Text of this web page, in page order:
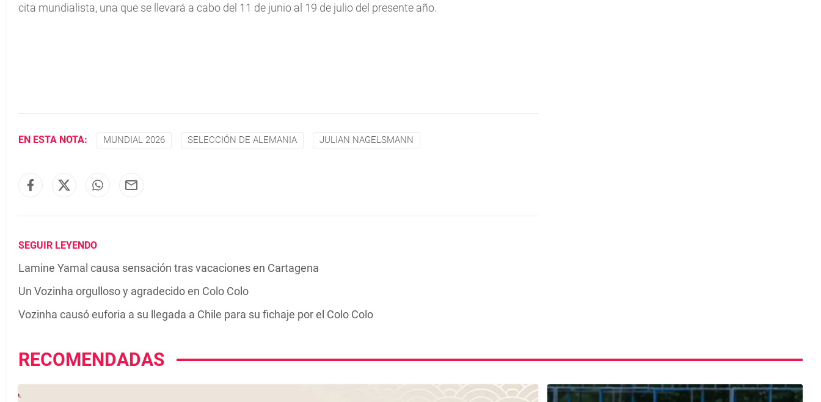
cita mundialista, una que se llevará a cabo del 11 de junio al 19 de julio del presente año.
EN ESTA NOTA: MUNDIAL 2026 SELECCIÓN DE ALEMANIA JULIAN NAGELSMANN
SEGUIR LEYENDO
Lamine Yamal causa sensación tras vacaciones en Cartagena
Un Vozinha orgulloso y agradecido en Colo Colo
Vozinha causó euforia a su llegada a Chile para su fichaje por el Colo Colo
RECOMENDADAS